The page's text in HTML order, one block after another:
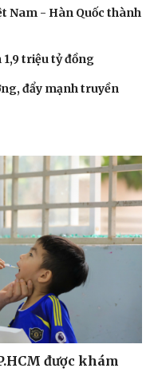
đẹp
yêu - Gia đình
Nam - Hàn Quốc thành
triệu tỷ đồng
đẩy mạnh truyền
được khám